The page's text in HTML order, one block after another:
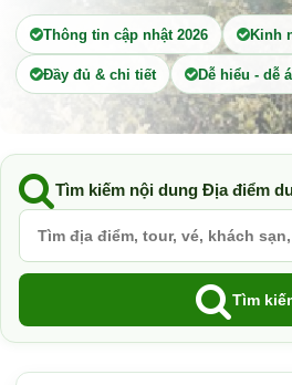
Thông tin cập nhật 2026 Kinh
Đầy đủ & chi tiết Dễ hiểu - dễ
Tìm kiếm nội dung Địa điểm
Tìm